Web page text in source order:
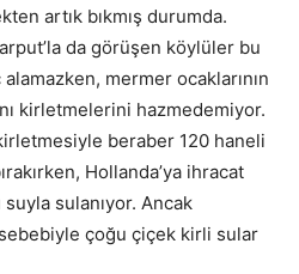
artık bıkmış durumda.
da görüşen köylüler bu
mermer ocaklarının
kirletmelerini hazmedemiyor.
beraber 120 haneli
Hollanda’ya ihracat
sulanıyor. Ancak
çoğu çiçek kirli sular